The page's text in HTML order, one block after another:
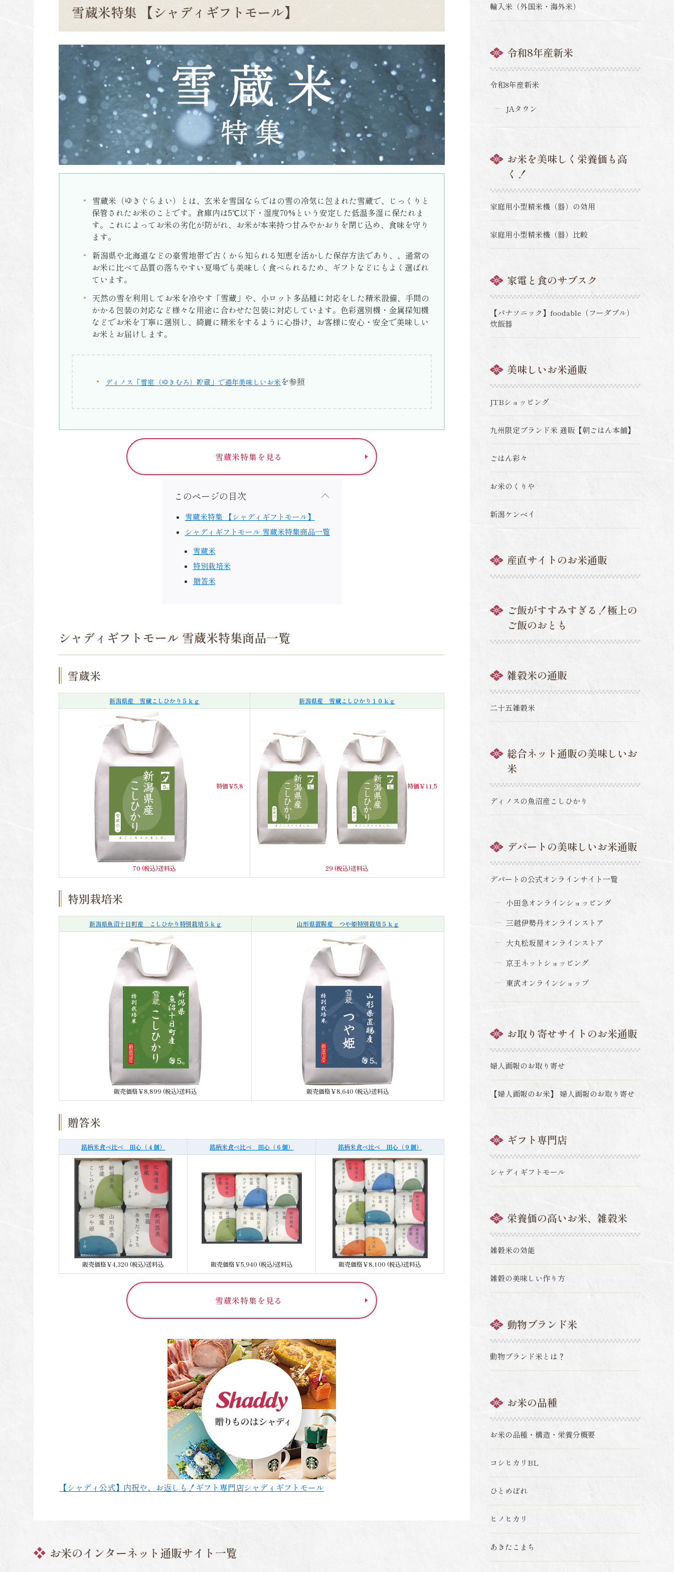
雪蔵米特集 【シャディギフトモール】
雪蔵米（ゆきぐらまい）とは、玄米を雪国ならではの雪の冷気に包まれた雪蔵で、じっくりと
保管されたお米のことです。倉庫内は5℃以下・湿度70%という安定した低温多湿に保たれま
す。これによってお米の劣化が防がれ、お米が本来持つ甘みやかおりを閉じ込め、食味を守り
ます。
新潟県や北海道などの豪雪地帯で古くから知られる知恵を活かした保存方法であり、、通常の
お米に比べて品質の落ちやすい夏場でも美味しく食べられるため、ギフトなどにもよく選ばれ
ています。
天然の雪を利用してお米を冷やす「雪蔵」や、小ロット多品種に対応をした精米設備、手間の
かかる包装の対応など様々な用途に合わせた包装に対応しています。色彩選別機・金属探知機
などでお米を丁寧に選別し、綺麗に精米をするように心掛け、お客様に安心・安全で美味しい
お米とお届けします。
ディノス「雪室（ゆきむろ）貯蔵」で通年美味しいお米を参照
雪蔵米特集を見る
このページの目次
雪蔵米特集 【シャディギフトモール】
シャディギフトモール 雪蔵米特集商品一覧
雪蔵米
特別栽培米
贈答米
シャディギフトモール 雪蔵米特集商品一覧
雪蔵米
新潟県産 雪蔵こしひかり５ｋｇ 新潟県産 雪蔵こしひかり１０ｋｇ
特価￥5,8
70 (税込)送料込
特価￥11,5
29 (税込)送料込
特別栽培米
新潟県魚沼十日町産 こしひかり特別栽培５ｋｇ 山形県置賜産 つや姫特別栽培５ｋｇ
販売価格￥8,899 (税込)送料込 販売価格￥8,640 (税込)送料込
贈答米
銘柄米食べ比べ 田心（４個） 銘柄米食べ比べ 田心（６個） 銘柄米食べ比べ 田心（９個）
販売価格￥4,320 (税込)送料込 販売価格￥5,940 (税込)送料込 販売価格￥8,100 (税込)送料込
雪蔵米特集を見る
【シャディ公式】内祝や、お返しも！ギフト専門店シャディギフトモール
お米のインターネット通販サイト一覧
輸入米（外国米・海外米）
令和8年産新米
令和8年産新米
JAタウン
お米を美味しく栄養価も高
く！
家庭用小型精米機（器）の効用
家庭用小型精米機（器）比較
家電と食のサブスク
【パナソニック】foodable（フーダブル）
炊飯器
美味しいお米通販
JTBショッピング
九州限定ブランド米 通販【朝ごはん本舗】
ごはん彩々
お米のくりや
新潟ケンベイ
産直サイトのお米通販
ご飯がすすみすぎる！極上の
ご飯のおとも
雑穀米の通販
二十五雑穀米
総合ネット通販の美味しいお
米
ディノスの魚沼産こしひかり
デパートの美味しいお米通販
デパートの公式オンラインサイト一覧
小田急オンラインショッピング
三越伊勢丹オンラインストア
大丸松坂屋オンラインストア
京王ネットショッピング
東武オンラインショップ
お取り寄せサイトのお米通販
婦人画報のお取り寄せ
【婦人画報のお米】 婦人画報のお取り寄せ
ギフト専門店
シャディギフトモール
栄養価の高いお米、雑穀米
雑穀米の効能
雑穀の美味しい作り方
動物ブランド米
動物ブランド米とは？
お米の品種
お米の品種・構造・栄養分概要
コシヒカリBL
ひとめぼれ
ヒノヒカリ
あきたこまち